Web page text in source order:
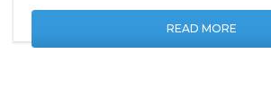
READ MORE